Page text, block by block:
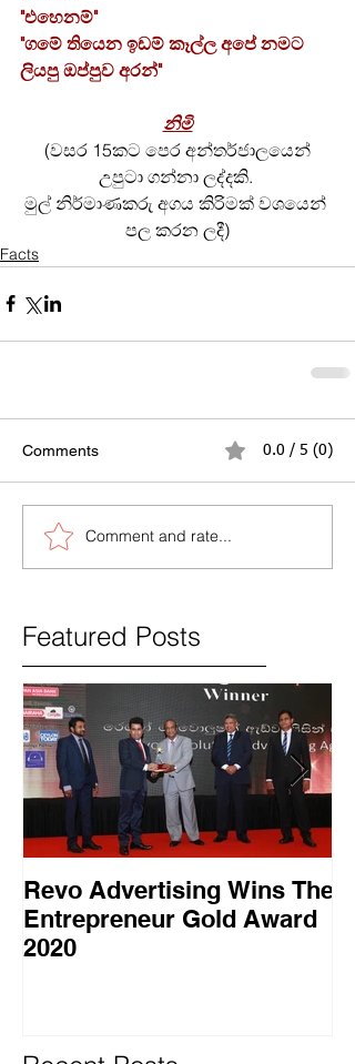
"එහෙනම්"
"ගමේ තියෙන ඉඩම් කෑල්ල අපේ නමට
ලියපු ඔප්පුව අරන්"
නිමි
උපුටා ගන්නා ලද්දකි.
මුල් නිර්මාණකරු අගය කිරිමක් වශයෙන්
පල කරන ලදී)
Facts
Comments 0.0 / 5 (0)
Comment and rate...
Featured Posts
Revo Advertising Wins The
Entrepreneur Gold Award
2020